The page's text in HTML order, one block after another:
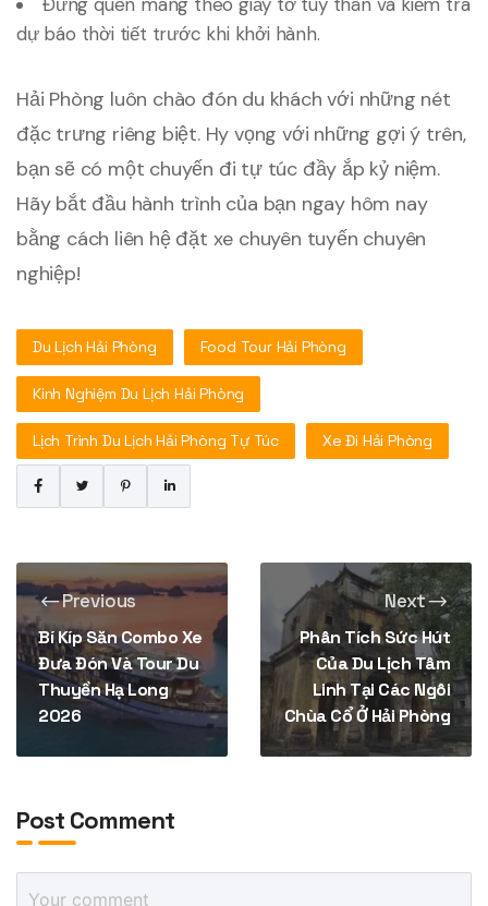
dự báo thời tiết trước khi khởi hành.
Hải Phòng luôn chào đón du khách với những nét
đặc trưng riêng biệt. Hy vọng với những gợi ý trên,
bạn sẽ có một chuyến đi tự túc đầy ắp kỷ niệm.
Hãy bắt đầu hành trình của bạn ngay hôm nay
bằng cách liên hệ đặt xe chuyên tuyến chuyên
nghiệp!
Du Lịch Hải Phòng Food Tour Hải Phòng
Kinh Nghiệm Du Lịch Hải Phòng
Lịch Trình Du Lịch Hải Phòng Tự Túc Xe Đi Hải Phòng
Previous
Bí Kíp Săn Combo Xe
Đưa Đón Và Tour Du
Thuyền Hạ Long
2026
Next
Phân Tích Sức Hút
Của Du Lịch Tâm
Linh Tại Các Ngôi
Chùa Cổ Ở Hải Phòng
Post Comment